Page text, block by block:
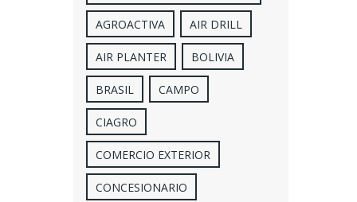
AGROACTIVA AIR DRILL
AIR PLANTER BOLIVIA
BRASIL CAMPO
CIAGRO
COMERCIO EXTERIOR
CONCESIONARIO